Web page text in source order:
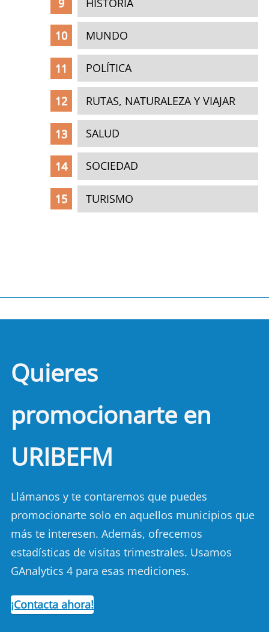
MUNDO
POLÍTICA
RUTAS, NATURALEZA Y VIAJAR
SALUD
SOCIEDAD
TURISMO
Quieres
promocionarte en
URIBEFM
Llámanos y te contaremos que puedes
promocionarte solo en aquellos municipios que
más te interesen. Además, ofrecemos
estadísticas de visitas trimestrales. Usamos
GAnalytics 4 para esas mediciones.
¡Contacta ahora!